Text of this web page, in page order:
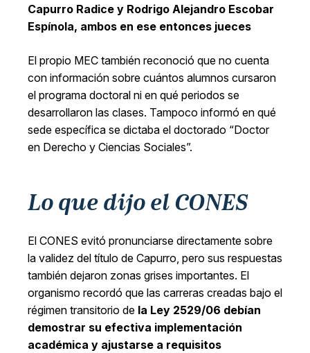
Capurro Radice y Rodrigo Alejandro Escobar
Espínola, ambos en ese entonces jueces
El propio MEC también reconoció que no cuenta
con información sobre cuántos alumnos cursaron
el programa doctoral ni en qué periodos se
desarrollaron las clases. Tampoco informó en qué
sede específica se dictaba el doctorado “Doctor
en Derecho y Ciencias Sociales”.
Lo que dijo el CONES
El CONES evitó pronunciarse directamente sobre
la validez del título de Capurro, pero sus respuestas
también dejaron zonas grises importantes. El
organismo recordó que las carreras creadas bajo el
régimen transitorio de la Ley 2529/06 debían
demostrar su efectiva implementación
académica y ajustarse a requisitos